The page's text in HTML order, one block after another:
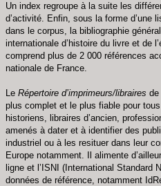
Un index regroupe à la suite les
d’activité. Enfin, sous la forme d’une
dans le corpus, la bibliographie
internationale d’histoire du livre et de
comprend plus de 2 000 références
nationale de France.
Le Répertoire d’imprimeurs/libraires de
plus complet et le plus fiable pour
historiens, libraires d’ancien,
amenés à dater et à identifier des
industriel ou à les resituer dans leur
Europe notamment. Il alimente
ligne et l’ISNI (International Standard
données de référence, notamment